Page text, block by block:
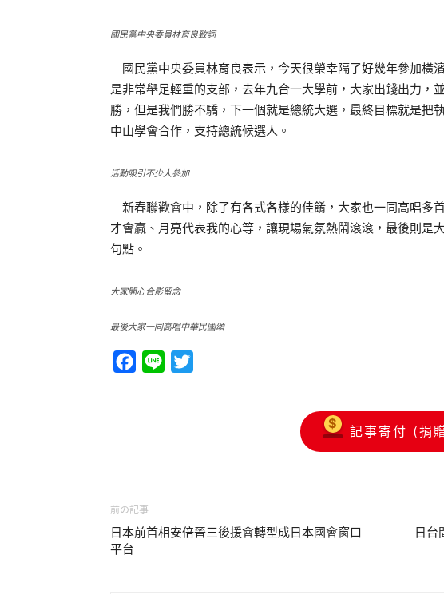
國民黨中央委員林育良致詞
國民黨中央委員林育良表示，今天很榮幸隔了好幾年參加橫
是非常舉足輕重的支部，去年九合一大學前，大家出錢出力，
勝，但是我們勝不驕，下一個就是總統大選，最終目標就是把
中山學會合作，支持總統候選人。
活動吸引不少人參加
新春聯歡會中，除了有各式各樣的佳餚，大家也一同高唱多
才會贏、月亮代表我的心等，讓現場氣氛熱鬧滾滾，最後則是
句點。
大家開心合影留念
最後大家一同高唱中華民國頌
Facebook
Line
記事寄付 (捐
前の記事
日本前首相安倍晉三後援會轉型成日本國會窗口
平台
日